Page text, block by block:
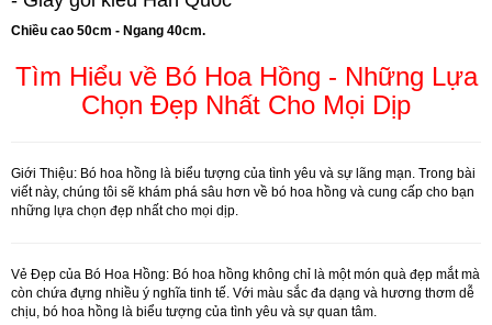
Chiều cao 50cm - Ngang 40cm.
Tìm Hiểu về Bó Hoa Hồng - Những Lựa
Chọn Đẹp Nhất Cho Mọi Dịp
Giới Thiệu: Bó hoa hồng là biểu tượng của tình yêu và sự lãng mạn. Trong bài
viết này, chúng tôi sẽ khám phá sâu hơn về bó hoa hồng và cung cấp cho bạn
những lựa chọn đẹp nhất cho mọi dịp.
Vẻ Đẹp của Bó Hoa Hồng: Bó hoa hồng không chỉ là một món quà đẹp mắt mà
còn chứa đựng nhiều ý nghĩa tinh tế. Với màu sắc đa dạng và hương thơm dễ
chịu, bó hoa hồng là biểu tượng của tình yêu và sự quan tâm.